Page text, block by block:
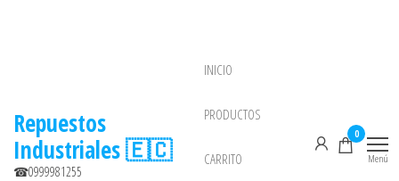
Repuestos
Industriales 🇪🇨
☎0999981255
INICIO
PRODUCTOS
CARRITO
0
Menú